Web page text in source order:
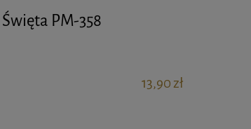
PM-358
13,90 zł